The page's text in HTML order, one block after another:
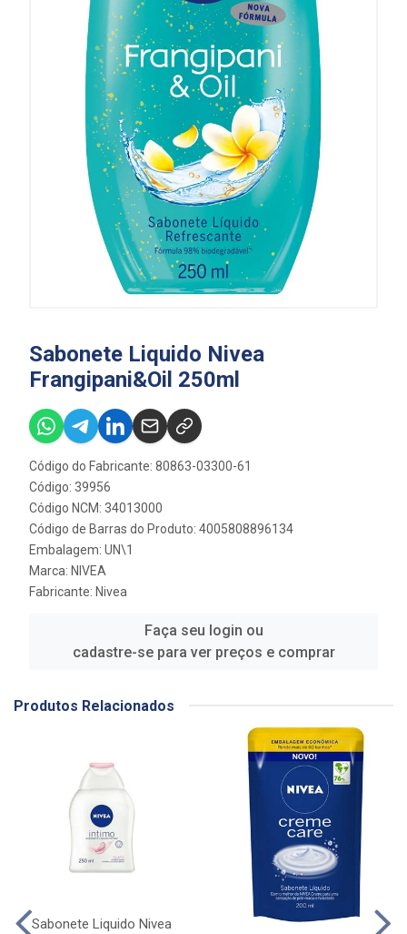
Sabonete Liquido Nivea
Frangipani&Oil 250ml
Código do Fabricante: 80863-03300-61
Código: 39956
Código NCM: 34013000
Código de Barras do Produto: 4005808896134
Embalagem: UN\1
Marca: NIVEA
Fabricante: Nivea
Faça seu login ou
cadastre-se para ver preços e comprar
Produtos Relacionados
Sabonete Liquido Nivea